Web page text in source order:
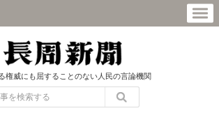
権威にも屈することのない人民の言論機関